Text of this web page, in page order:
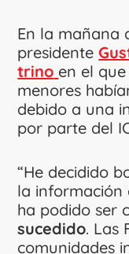
En la mañana
presidente
trino en el
menores
debido a una
por parte del
“He decidido
la información
ha podido ser
sucedido. Las
comunidades